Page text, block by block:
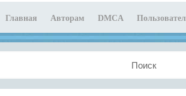
Главная Авторам DMCA